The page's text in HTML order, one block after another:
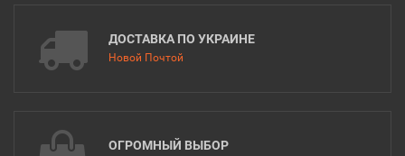
ДОСТАВКА ПО УКРАИНЕ
Новой Почтой
ОГРОМНЫЙ ВЫБОР